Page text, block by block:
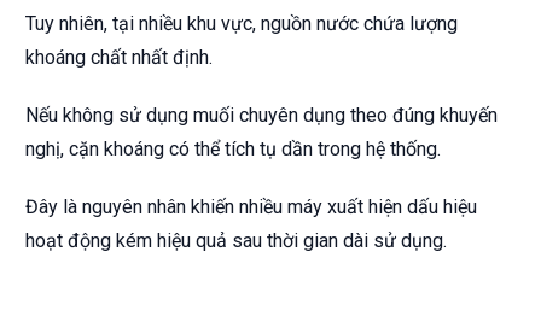
Tuy nhiên, tại nhiều khu vực, nguồn nước chứa lượng
khoáng chất nhất định.
Nếu không sử dụng muối chuyên dụng theo đúng khuyến
nghị, cặn khoáng có thể tích tụ dần trong hệ thống.
Đây là nguyên nhân khiến nhiều máy xuất hiện dấu hiệu
hoạt động kém hiệu quả sau thời gian dài sử dụng.